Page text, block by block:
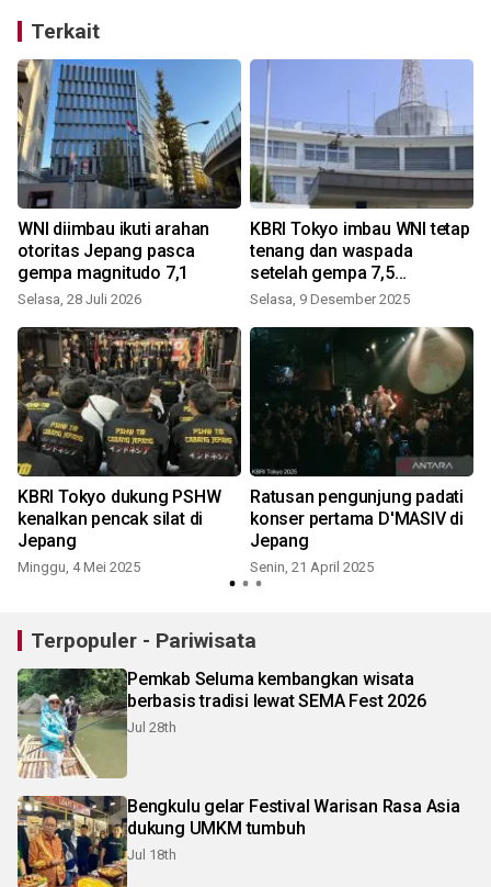
Terkait
WNI diimbau ikuti arahan
otoritas Jepang pasca
gempa magnitudo 7,1
Selasa, 28 Juli 2026
KBRI Tokyo imbau WNI tetap
tenang dan waspada
setelah gempa 7,5
magnitudo di Aomori
Selasa, 9 Desember 2025
KBRI Tokyo dukung PSHW
kenalkan pencak silat di
Jepang
Minggu, 4 Mei 2025
Ratusan pengunjung padati
konser pertama D'MASIV di
Jepang
Senin, 21 April 2025
Terpopuler - Pariwisata
Pemkab Seluma kembangkan wisata
berbasis tradisi lewat SEMA Fest 2026
Jul 28th
Bengkulu gelar Festival Warisan Rasa Asia
dukung UMKM tumbuh
Jul 18th